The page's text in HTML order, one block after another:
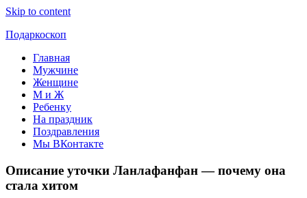
Skip to content
Подаркоскоп
Поможем
выбрать
подарить
Главная
Мужчине
Женщине
М и Ж
Ребенку
На праздник
Поздравления
Мы ВКонтакте
Описание уточки Ланлафанфан — почему она
стала хитом